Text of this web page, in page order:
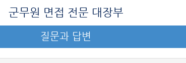
군무원 면접 전문 대장부
질문과 답변